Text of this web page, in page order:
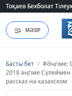
Тоқаев Бекболат
Тоқаев Бекболат
МӘЗІР
Басты бет / #Әңгіме:
2018 әңгіме
рассказ на казахском